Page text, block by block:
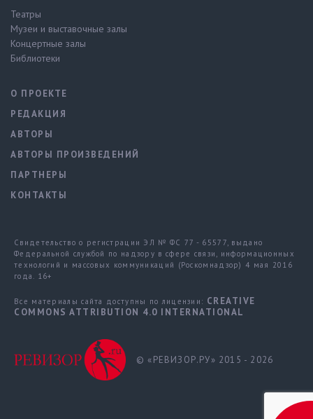
Театры
Музеи и выставочные залы
Концертные залы
Библиотеки
О ПРОЕКТЕ
РЕДАКЦИЯ
АВТОРЫ
АВТОРЫ ПРОИЗВЕДЕНИЙ
ПАРТНЕРЫ
КОНТАКТЫ
Свидетельство о регистрации ЭЛ № ФС 77 - 65577, выдано
Федеральной службой по надзору в сфере связи, информационных
технологий и массовых коммуникаций (Роскомнадзор) 4 мая 2016
года. 16+
Все материалы сайта доступны по лицензии: CREATIVE
COMMONS ATTRIBUTION 4.0 INTERNATIONAL
© «РЕВИЗОР.РУ» 2015 - 2026